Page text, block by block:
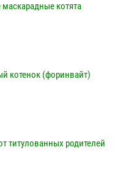
котята
котенок (форинвайт)
титулованных родителей